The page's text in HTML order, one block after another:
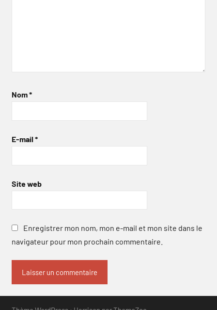
Nom*
E-mail *
Site web
Enregistrer mon nom, mon e-mail et mon site dans le
navigateur pour mon prochain commentaire.